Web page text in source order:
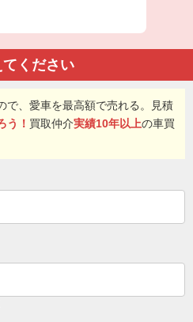
ください
で、愛車を最高額で売れる。見積
う！ 買取仲介実績10年以上の車買